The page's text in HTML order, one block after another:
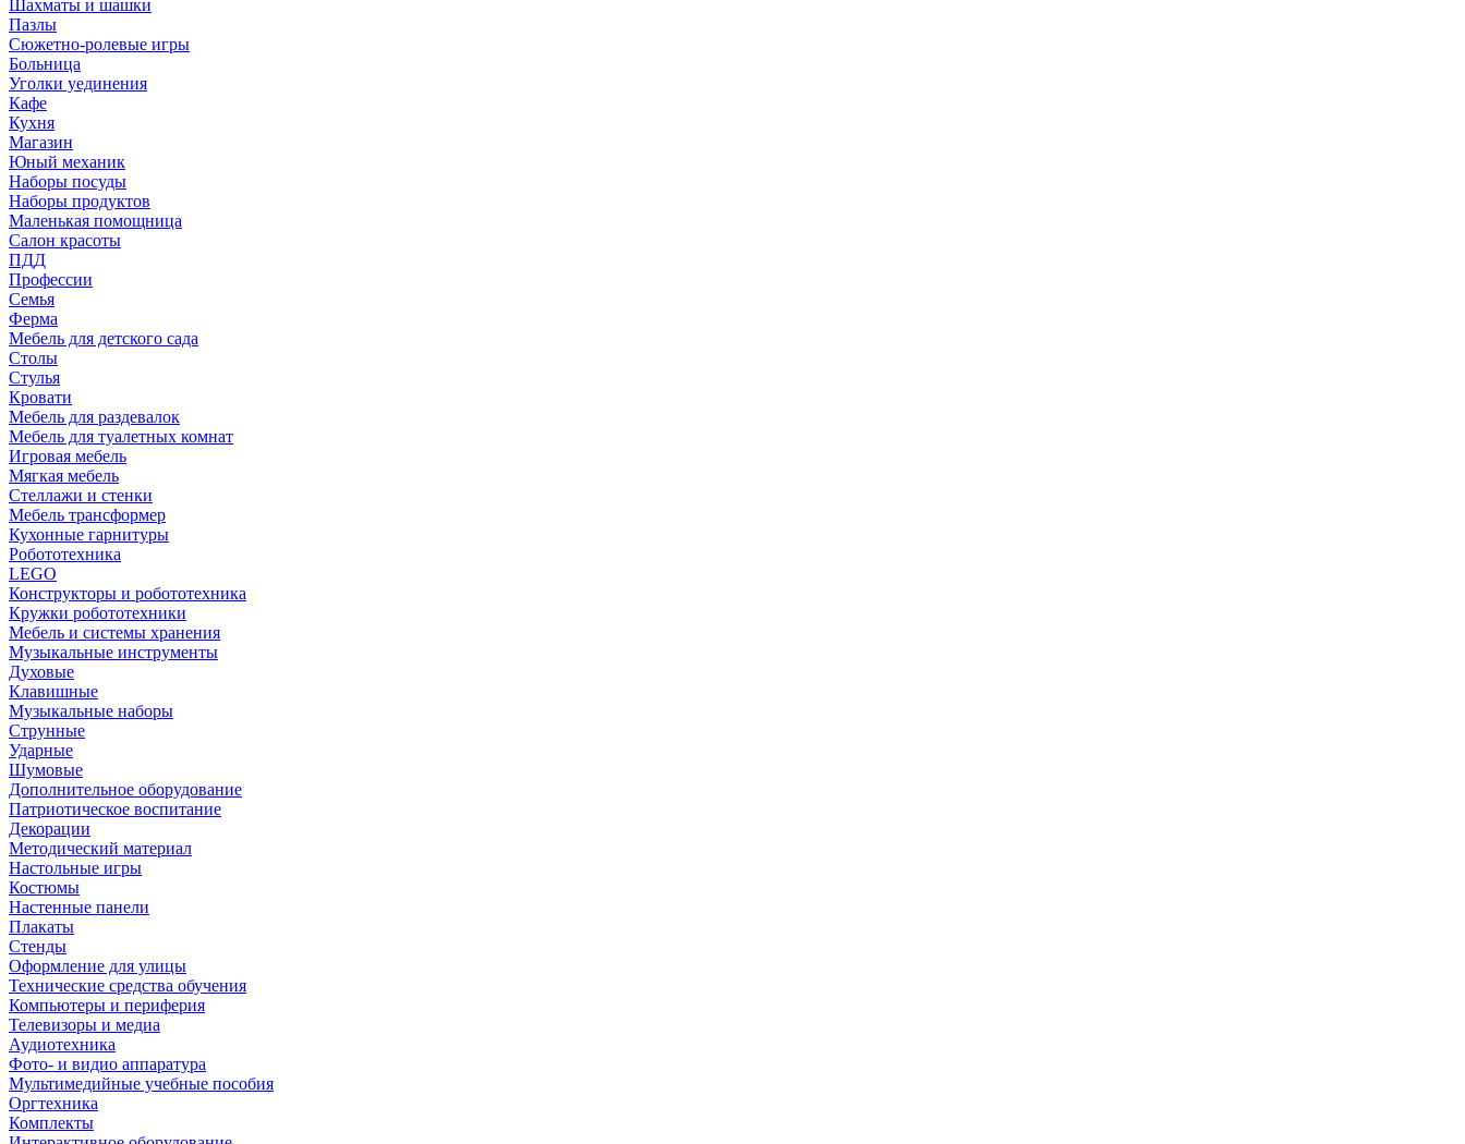
Шахматы и шашки
Пазлы
Сюжетно-ролевые игры
Больница
Уголки уединения
Кафе
Кухня
Магазин
Юный механик
Наборы посуды
Наборы продуктов
Маленькая помощница
Салон красоты
ПДД
Профессии
Семья
Ферма
Мебель для детского сада
Столы
Cтулья
Кровати
Мебель для раздевалок
Мебель для туалетных комнат
Игровая мебель
Мягкая мебель
Стеллажи и стенки
Мебель трансформер
Кухонные гарнитуры
Робототехника
LEGO
Конструкторы и робототехника
Кружки робототехники
Мебель и системы хранения
Музыкальные инструменты
Духовые
Клавишные
Музыкальные наборы
Струнные
Ударные
Шумовые
Дополнительное оборудование
Патриотическое воспитание
Декорации
Методический материал
Настольные игры
Костюмы
Настенные панели
Плакаты
Стенды
Оформление для улицы
Технические средства обучения
Компьютеры и периферия
Телевизоры и медиа
Аудиотехника
Фото- и видио аппаратура
Мультимедийные учебные пособия
Оргтехника
Комплекты